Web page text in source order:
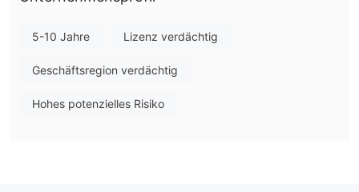
Basiswährungen USD, EUR, GBP, JPY, CHF, AUD, HUF, PLN,
Konto eine Mindesteinzahlung von $50 und weniger
5-10 Jahre Lizenz verdächtig
Geschäftsregion verdächtig
Hohes potenzielles Risiko